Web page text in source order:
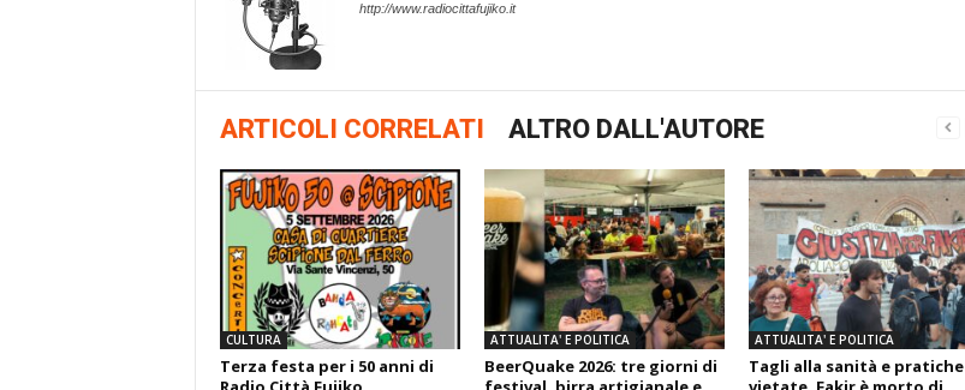
http://www.radiocittafujiko.it
ARTICOLI CORRELATI ALTRO DALL'AUTORE
CULTURA
Terza festa per i 50 anni di
ATTUALITA' E POLITICA
BeerQuake 2026: tre giorni di
ATTUALITA' E POLITICA
Tagli alla sanità e pratiche